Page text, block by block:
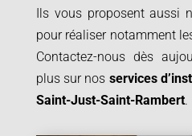
Ils vous proposent aussi
pour réaliser notamment
Contactez-nous dès
plus sur nos services
Saint-Just-Saint-Rambert.